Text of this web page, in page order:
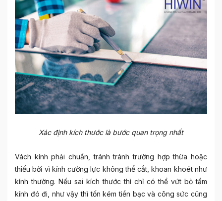
Xác định kích thước là bước quan trọng nhất
Vách kính phải chuẩn, tránh tránh trường hợp thừa hoặc
thiếu bởi vì kính cường lực không thể cắt, khoan khoét như
kính thường. Nếu sai kích thước thì chỉ có thể vứt bỏ tấm
kính đó đi, như vậy thì tốn kém tiền bạc và công sức cũng